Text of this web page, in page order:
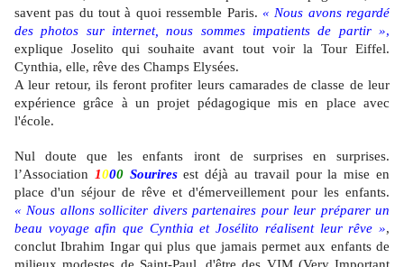
savent pas du tout à quoi ressemble Paris. « Nous avons regardé
des photos sur internet, nous sommes impatients de partir »,
explique Joselito qui souhaite avant tout voir la Tour Eiffel.
Cynthia, elle, rêve des Champs Elysées.
A leur retour, ils feront profiter leurs camarades de classe de leur
expérience grâce à un projet pédagogique mis en place avec
l'école.
Nul doute que les enfants iront de surprises en surprises.
l’Association 1000 Souriresest déjà au travail pour la mise en
place d'un séjour de rêve et d'émerveillement pour les enfants.
« Nous allons solliciter divers partenaires pour leur préparer un
beau voyage afin que Cynthia et Josélito réalisent leur rêve »,
conclut Ibrahim Ingar qui plus que jamais permet aux enfants de